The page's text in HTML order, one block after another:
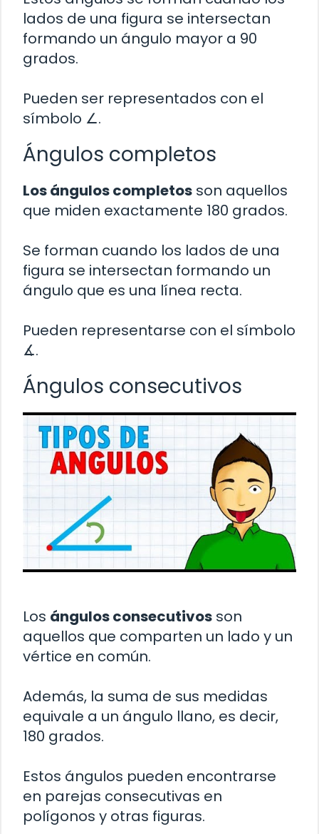
lados de una figura se intersectan
formando un ángulo mayor a 90
grados.
Pueden ser representados con el
símbolo ∠.
Ángulos completos
Los ángulos completos son aquellos
que miden exactamente 180 grados.
Se forman cuando los lados de una
figura se intersectan formando un
ángulo que es una línea recta.
Pueden representarse con el símbolo
∡.
Ángulos consecutivos
Los ángulos consecutivos son
aquellos que comparten un lado y un
vértice en común.
Además, la suma de sus medidas
equivale a un ángulo llano, es decir,
180 grados.
Estos ángulos pueden encontrarse
en parejas consecutivas en
polígonos y otras figuras.